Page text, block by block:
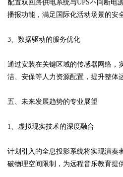
配置双回路供电系统与UPS不间断电
播报功能，满足国际化活动场景的安
3、数据驱动的服务优化
通过安装在关键区域的传感器网络，
洁、安保等人力资源配置，提升整体
五、未来发展趋势的专业展望
1、虚拟现实技术的深度融合
计划引入的全息投影系统将实现演奏
破物理空间限制，为远程音乐教育提